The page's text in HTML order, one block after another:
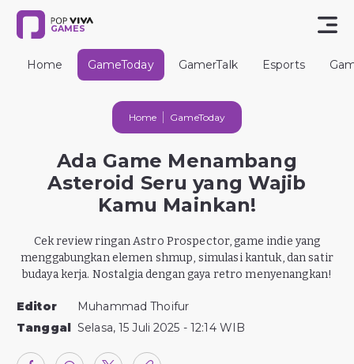
GAMES
Home GameToday GamerTalk Esports
Home GameToday
Ada Game Menambang
Asteroid Seru yang Wajib
Kamu Mainkan!
Cek review ringan Astro Prospector, game indie yang
menggabungkan elemen shmup, simulasi kantuk, dan satir
budaya kerja. Nostalgia dengan gaya retro menyenangkan!
Editor
Muhammad Thoifur
Tanggal Selasa, 15 Juli 2025 - 12:14 WIB